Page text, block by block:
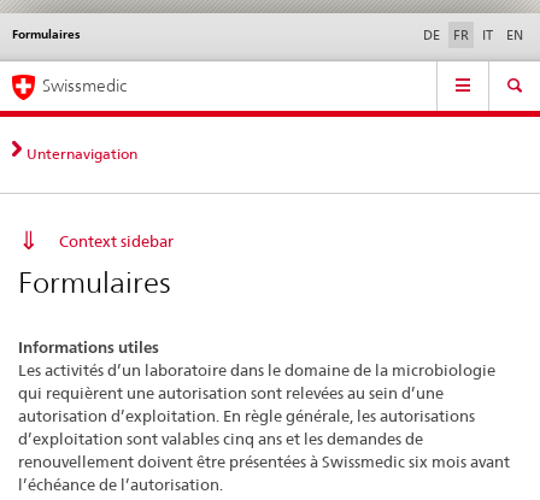
Navigation
directe:
actualités,
bases
contact
Actualités & Mises à
normes
Contact | Support &
aide
Formulaires DE FR IT EN
Service
Navigation
Swissmedic
Unternavigation
Context sidebar
Formulaires
Informations utiles
Les activités d’un laboratoire dans le domaine de la microbiologie
qui requièrent une autorisation sont relevées au sein d’une
autorisation d’exploitation. En règle générale, les autorisations
d’exploitation sont valables cinq ans et les demandes de
renouvellement doivent être présentées à Swissmedic six mois avant
l’échéance de l’autorisation.